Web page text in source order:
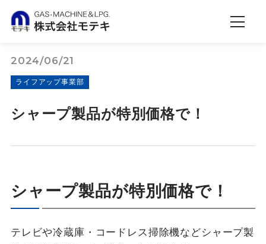
2024/06/21
ライフアップ事業部
シャープ製品が特別価格で！
シャープ製品が特別価格で！
テレビや冷蔵庫・コードレス掃除機などシャープ製